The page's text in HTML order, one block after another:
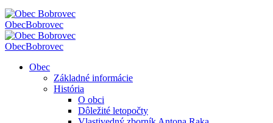
ObecBobrovec
ObecBobrovec
Obec
Základné informácie
História
O obci
Dôležité letopočty